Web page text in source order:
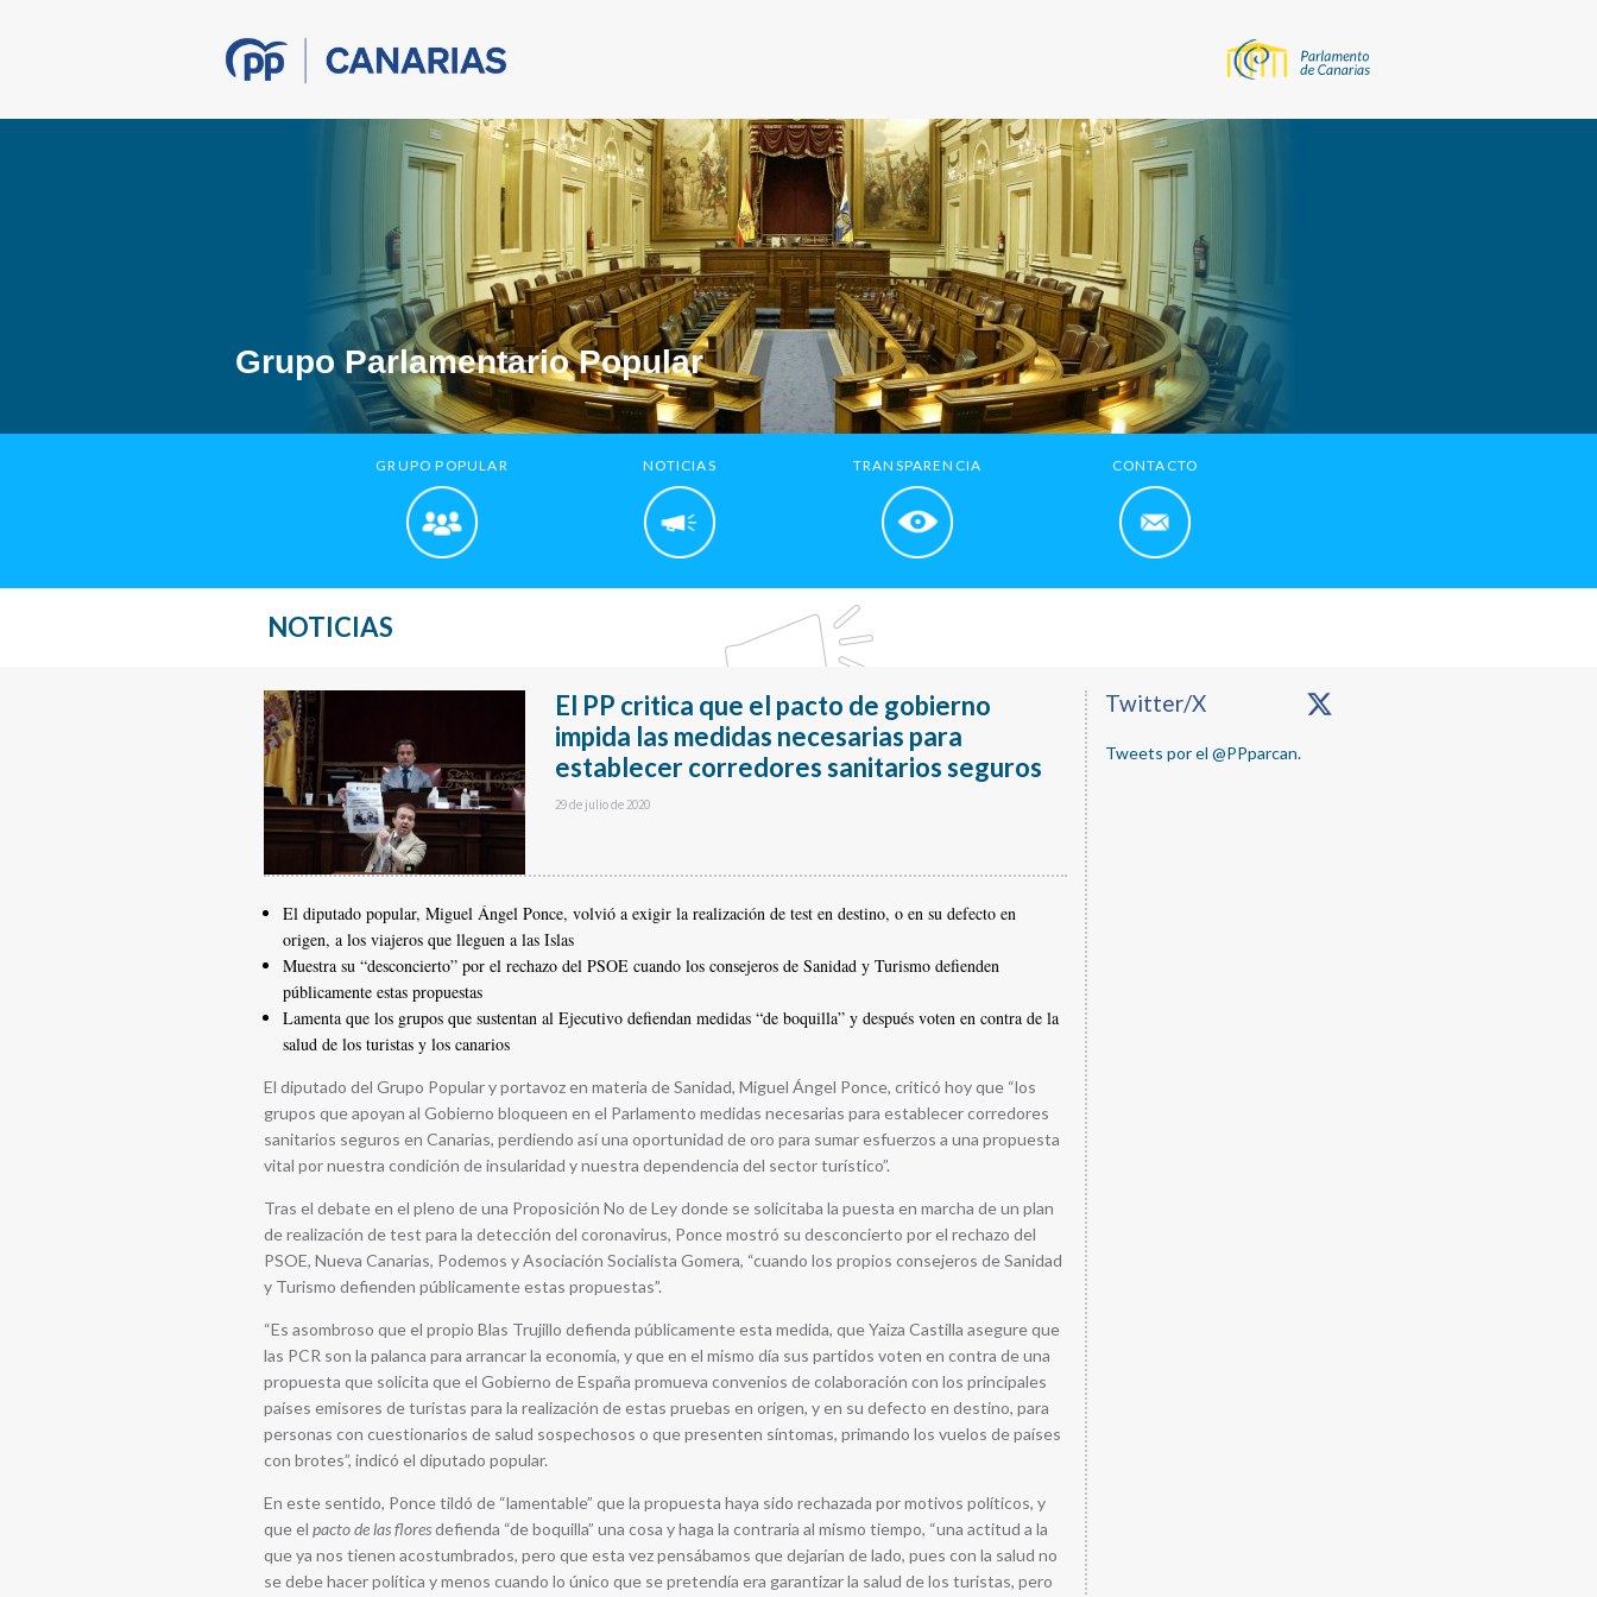
Grupo Parlamentario Popular
GRUPO POPULAR NOTICIAS TRANSPARENCIA CONTACTO
NOTICIAS
El PP critica que el pacto de gobierno
impida las medidas necesarias para
establecer corredores sanitarios seguros
29 de julio de 2020
El diputado popular, Miguel Ángel Ponce, volvió a exigir la realización de test en destino, o en su defecto en
origen, a los viajeros que lleguen a las Islas
Muestra su “desconcierto” por el rechazo del PSOE cuando los consejeros de Sanidad y Turismo defienden
públicamente estas propuestas
Lamenta que los grupos que sustentan al Ejecutivo defiendan medidas “de boquilla” y después voten en contra de la
salud de los turistas y los canarios
El diputado del Grupo Popular y portavoz en materia de Sanidad, Miguel Ángel Ponce, criticó hoy que “los
grupos que apoyan al Gobierno bloqueen en el Parlamento medidas necesarias para establecer corredores
sanitarios seguros en Canarias, perdiendo así una oportunidad de oro para sumar esfuerzos a una propuesta
vital por nuestra condición de insularidad y nuestra dependencia del sector turístico”.
Tras el debate en el pleno de una Proposición No de Ley donde se solicitaba la puesta en marcha de un plan
de realización de test para la detección del coronavirus, Ponce mostró su desconcierto por el rechazo del
PSOE, Nueva Canarias, Podemos y Asociación Socialista Gomera, “cuando los propios consejeros de Sanidad
y Turismo defienden públicamente estas propuestas”.
“Es asombroso que el propio Blas Trujillo defienda públicamente esta medida, que Yaiza Castilla asegure que
las PCR son la palanca para arrancar la economía, y que en el mismo día sus partidos voten en contra de una
propuesta que solicita que el Gobierno de España promueva convenios de colaboración con los principales
países emisores de turistas para la realización de estas pruebas en origen, y en su defecto en destino, para
personas con cuestionarios de salud sospechosos o que presenten síntomas, primando los vuelos de países
con brotes”, indicó el diputado popular.
En este sentido, Ponce tildó de “lamentable” que la propuesta haya sido rechazada por motivos políticos, y
que el pacto de las floresdefienda “de boquilla” una cosa y haga la contraria al mismo tiempo, “una actitud a la
que ya nos tienen acostumbrados, pero que esta vez pensábamos que dejarían de lado, pues con la salud no
se debe hacer política y menos cuando lo único que se pretendía era garantizar la salud de los turistas, pero
Primary
Twitter/X
Tweets por el @PPparcan.